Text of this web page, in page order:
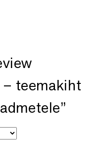
– teemakiht